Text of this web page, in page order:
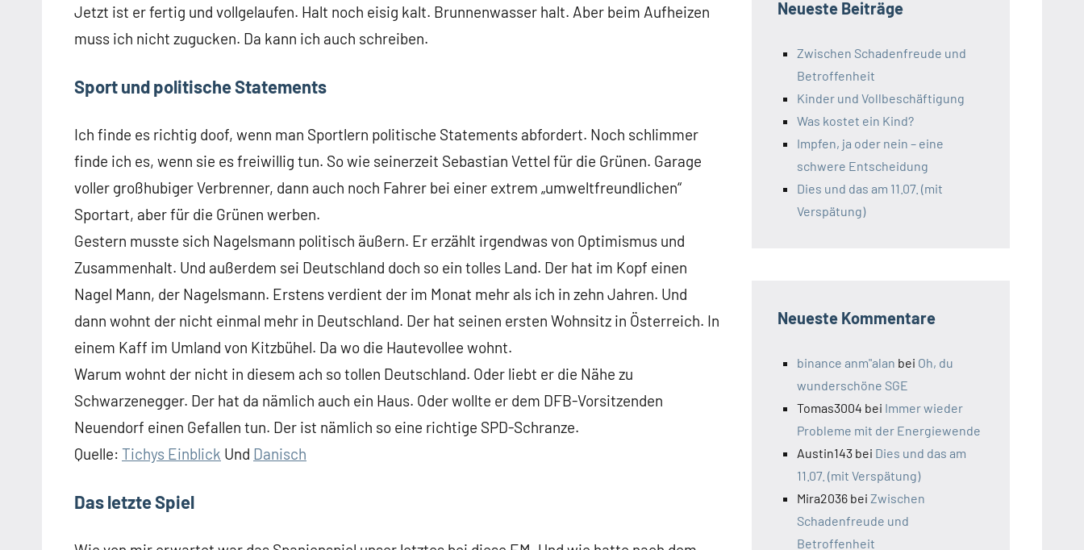
Jetzt ist er fertig und vollgelaufen. Halt noch eisig kalt. Brunnenwasser halt. Aber beim Aufheizen
muss ich nicht zugucken. Da kann ich auch schreiben.
Sport und politische Statements
Ich finde es richtig doof, wenn man Sportlern politische Statements abfordert. Noch schlimmer
finde ich es, wenn sie es freiwillig tun. So wie seinerzeit Sebastian Vettel für die Grünen. Garage
voller großhubiger Verbrenner, dann auch noch Fahrer bei einer extrem „umweltfreundlichen“
Sportart, aber für die Grünen werben.
Gestern musste sich Nagelsmann politisch äußern. Er erzählt irgendwas von Optimismus und
Zusammenhalt. Und außerdem sei Deutschland doch so ein tolles Land. Der hat im Kopf einen
Nagel Mann, der Nagelsmann. Erstens verdient der im Monat mehr als ich in zehn Jahren. Und
dann wohnt der nicht einmal mehr in Deutschland. Der hat seinen ersten Wohnsitz in Österreich. In
einem Kaff im Umland von Kitzbühel. Da wo die Hautevollee wohnt.
Warum wohnt der nicht in diesem ach so tollen Deutschland. Oder liebt er die Nähe zu
Schwarzenegger. Der hat da nämlich auch ein Haus. Oder wollte er dem DFB-Vorsitzenden
Neuendorf einen Gefallen tun. Der ist nämlich so eine richtige SPD-Schranze.
Quelle: Tichys Einblick Und Danisch
Das letzte Spiel
Neueste Beiträge
Zwischen Schadenfreude und
Betroffenheit
Kinder und Vollbeschäftigung
Was kostet ein Kind?
Impfen, ja oder nein – eine
schwere Entscheidung
Dies und das am 11.07. (mit
Verspätung)
Neueste Kommentare
binance anm"alan bei Oh, du
wunderschöne SGE
Tomas3004 bei Immer wieder
Probleme mit der Energiewende
Austin143 bei Dies und das am
11.07. (mit Verspätung)
Mira2036 bei Zwischen
Schadenfreude und
Betroffenheit